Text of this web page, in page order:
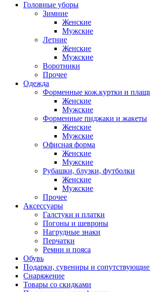
Головные уборы
Зимние
Женские
Мужские
Летние
Женские
Мужские
Воротники
Прочее
Одежда
Форменные кож.куртки и
Женские
Мужские
Форменные пиджаки и жакеты
Женские
Мужские
Офисная форма
Женские
Мужские
Рубашки, блузки, футболки
Женские
Мужские
Прочее
Аксессуары
Галстуки и платки
Погоны и шевроны
Нагрудные знаки
Перчатки
Ремни и пояса
Обувь
Подарки, сувениры и
Снаряжение
Товары со скидками